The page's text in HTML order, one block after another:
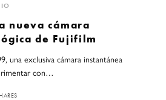
nueva cámara
de Fujifilm
una exclusiva cámara instantánea
con…